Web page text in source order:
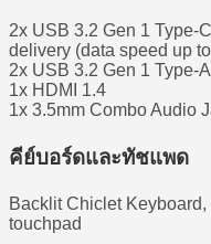
2x USB 3.2 Gen 1 Type-
delivery (data speed up
2x USB 3.2 Gen 1 Type-
1x HDMI 1.4
1x 3.5mm Combo Audio
คีย์บอร์ดและทัชแพด
Backlit Chiclet
touchpad